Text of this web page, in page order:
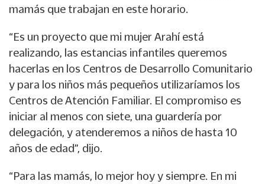
mamás que trabajan en este horario.
“Es un proyecto que mi mujer Arahí está
realizando, las estancias infantiles queremos
hacerlas en los Centros de Desarrollo Comunitario
y para los niños más pequeños utilizaríamos los
Centros de Atención Familiar. El compromiso es
iniciar al menos con siete, una guardería por
delegación, y atenderemos a niños de hasta 10
años de edad”, dijo.
“Para las mamás, lo mejor hoy y siempre. En mi